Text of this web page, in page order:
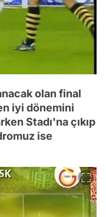
olan final
iyi dönemini
Stadı'na çıkıp
ise